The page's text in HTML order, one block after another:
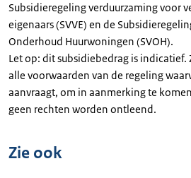
Subsidieregeling verduurzaming voor
eigenaars (SVVE) en de
Onderhoud Huurwoningen (SVOH).
Let op: dit subsidiebedrag is indicatief.
alle voorwaarden van de regeling
aanvraagt, om in aanmerking te
geen rechten worden ontleend.
Zie ook